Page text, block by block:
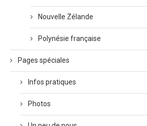
Nouvelle Zélande
Polynésie française
Pages spéciales
Infos pratiques
Photos